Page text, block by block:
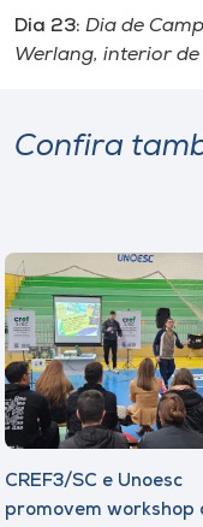
Dia 23: Dia de
Werlang, interior de
Confira
CREF3/SC e Unoesc
promovem workshop